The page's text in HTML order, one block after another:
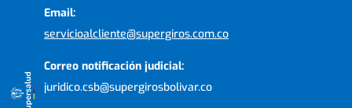
Email:
servicioalcliente@supergiros.com.co
Correo notificación judicial:
juridico.csb@supergirosbolivar.co